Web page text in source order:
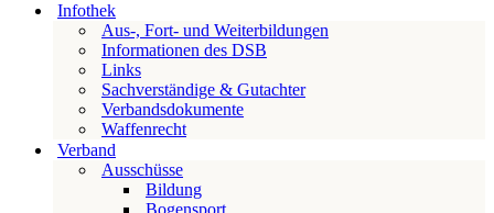
Infothek
Aus-, Fort- und Weiterbildungen
Informationen des DSB
Links
Sachverständige & Gutachter
Verbandsdokumente
Waffenrecht
Verband
Ausschüsse
Bildung
Bogensport